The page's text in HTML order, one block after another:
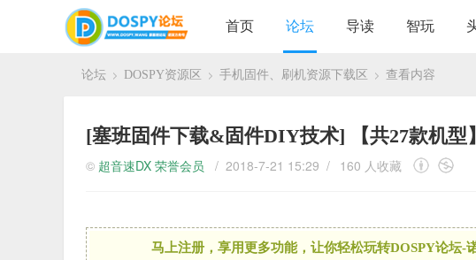
首页 论坛 导读 智玩
论坛 DOSPY资源区 手机固件、刷机资源下载区 查看内容
[塞班固件下载&固件DIY技术] 【共27款机
© 超音速DX 荣誉会员 / 2018-7-21 15:29 / 160 人收藏
马上注册，享用更多功能，让你轻松玩转DOSPY论坛-